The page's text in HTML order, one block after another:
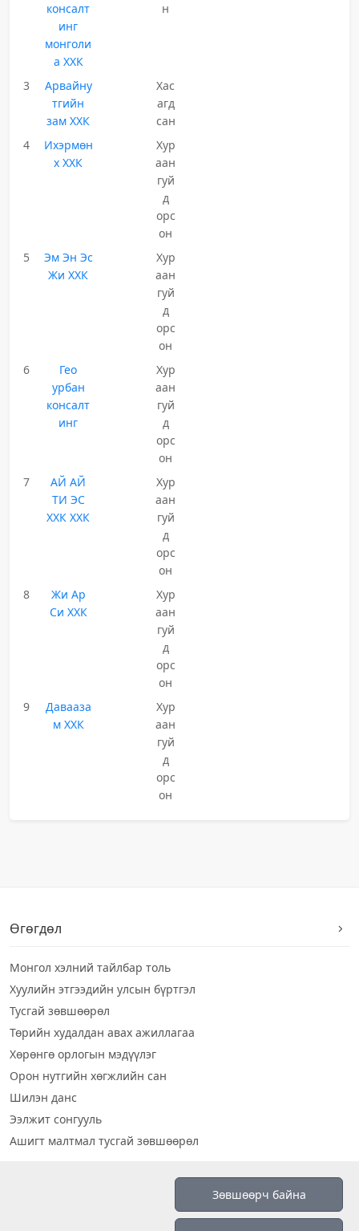
консалт
инг
монголи
а ХХК
н
3
Арвайну
тгийн
зам ХХК
Хас
агд
сан
4
Ихэрмөн
х ХХК
Хур
аан
гуй
д
орс
он
5
Эм Эн Эс
Жи ХХК
Хур
аан
гуй
д
орс
он
6
Гео
урбан
консалт
инг
Хур
аан
гуй
д
орс
он
7
АЙ АЙ
ТИ ЭС
ХХК ХХК
Хур
аан
гуй
д
орс
он
8
Жи Ар
Си ХХК
Хур
аан
гуй
д
орс
он
9
Давааза
м ХХК
Хур
аан
гуй
д
орс
он
Өгөгдөл
Монгол хэлний тайлбар толь
Хуулийн этгээдийн улсын бүртгэл
Тусгай зөвшөөрөл
Төрийн худалдан авах ажиллагаа
Хөрөнгө орлогын мэдүүлэг
Орон нутгийн хөгжлийн сан
Шилэн данс
Ээлжит сонгууль
Ашигт малтмал тусгай зөвшөөрөл
Зөвшөөрч байна